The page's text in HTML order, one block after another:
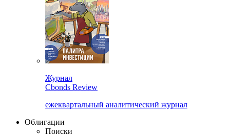
Журнал
Cbonds Review
ежеквартальный аналитический журнал
Облигации
Поиски